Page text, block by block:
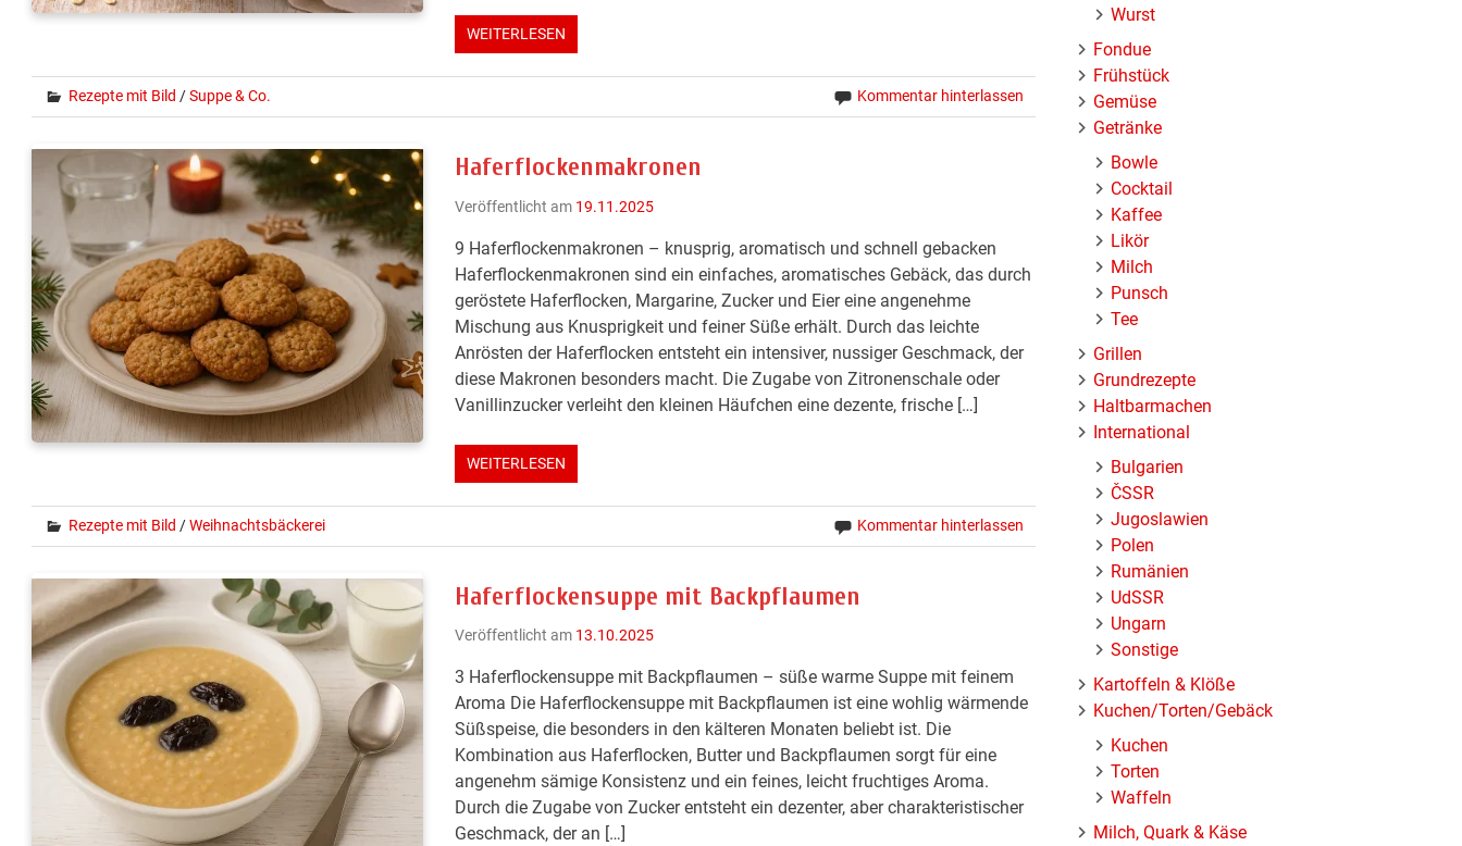
WEITERLESEN
Rezepte mit Bild /Suppe & Co. Kommentar hinterlassen
Haferflockenmakronen
Veröffentlicht am 19.11.2025
9 Haferflockenmakronen – knusprig, aromatisch und schnell gebacken
Haferflockenmakronen sind ein einfaches, aromatisches Gebäck, das durch
geröstete Haferflocken, Margarine, Zucker und Eier eine angenehme
Mischung aus Knusprigkeit und feiner Süße erhält. Durch das leichte
Anrösten der Haferflocken entsteht ein intensiver, nussiger Geschmack, der
diese Makronen besonders macht. Die Zugabe von Zitronenschale oder
Vanillinzucker verleiht den kleinen Häufchen eine dezente, frische […]
WEITERLESEN
Rezepte mit Bild /Weihnachtsbäckerei Kommentar hinterlassen
Haferflockensuppe mit Backpflaumen
Veröffentlicht am 13.10.2025
3 Haferflockensuppe mit Backpflaumen – süße warme Suppe mit feinem
Aroma Die Haferflockensuppe mit Backpflaumen ist eine wohlig wärmende
Süßspeise, die besonders in den kälteren Monaten beliebt ist. Die
Kombination aus Haferflocken, Butter und Backpflaumen sorgt für eine
angenehm sämige Konsistenz und ein feines, leicht fruchtiges Aroma.
Durch die Zugabe von Zucker entsteht ein dezenter, aber charakteristischer
Geschmack, der an […]
Wurst
Fondue
Frühstück
Gemüse
Getränke
Bowle
Cocktail
Kaffee
Likör
Milch
Punsch
Tee
Grillen
Grundrezepte
Haltbarmachen
International
Bulgarien
ČSSR
Jugoslawien
Polen
Rumänien
UdSSR
Ungarn
Sonstige
Kartoffeln & Klöße
Kuchen/Torten/Gebäck
Kuchen
Torten
Waffeln
Milch, Quark & Käse